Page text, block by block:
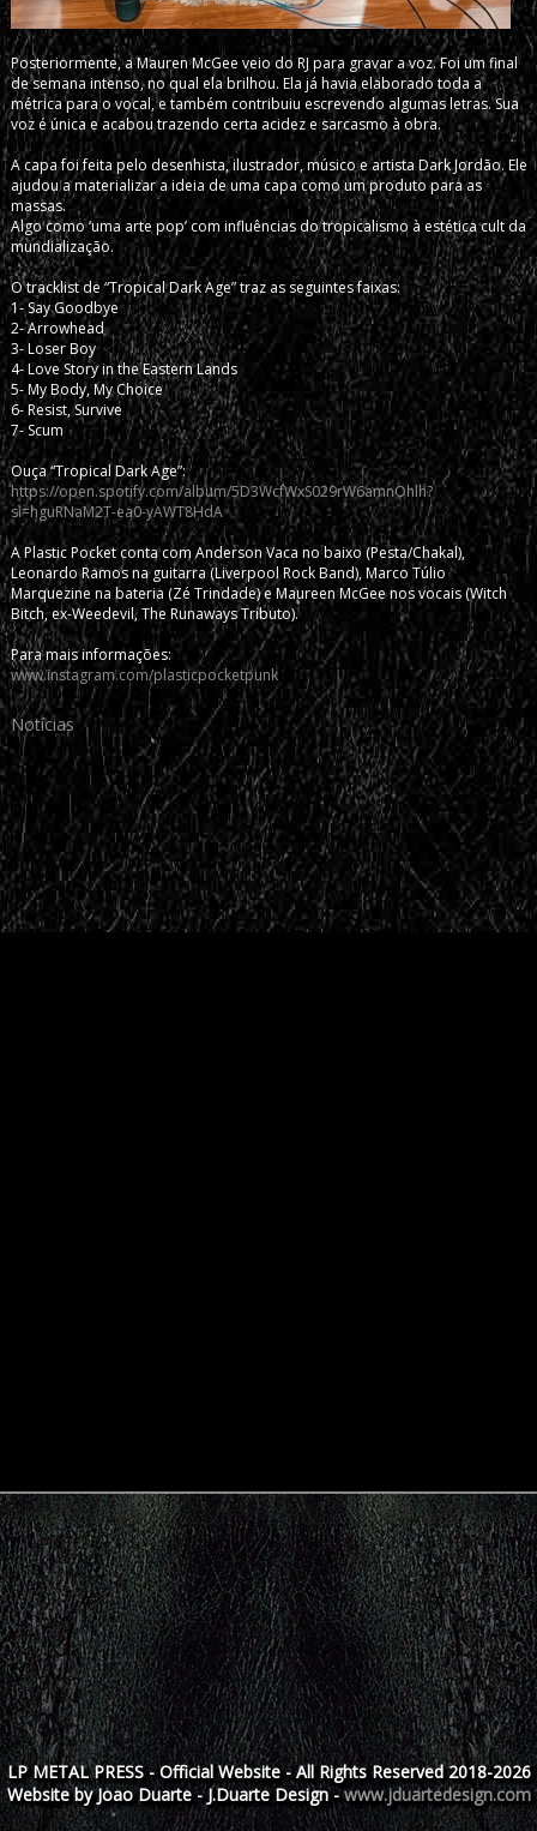
Posteriormente, a Mauren McGee veio do RJ para gravar a voz. Foi um final
de semana intenso, no qual ela brilhou. Ela já havia elaborado toda a
métrica para o vocal, e também contribuiu escrevendo algumas letras. Sua
voz é única e acabou trazendo certa acidez e sarcasmo à obra.
A capa foi feita pelo desenhista, ilustrador, músico e artista Dark Jordão. Ele
ajudou a materializar a ideia de uma capa como um produto para as
massas.
Algo como ‘uma arte pop’ com influências do tropicalismo à estética cult da
mundialização.
O tracklist de “Tropical Dark Age” traz as seguintes faixas:
1- Say Goodbye
2- Arrowhead
3- Loser Boy
4- Love Story in the Eastern Lands
5- My Body, My Choice
6- Resist, Survive
7- Scum
Ouça “Tropical Dark Age”:
https://open.spotify.com/album/5D3WcfWxS029rW6amnOhlh?
si=hguRNaM2T-ea0-yAWT8HdA
A Plastic Pocket conta com Anderson Vaca no baixo (Pesta/Chakal),
Leonardo Ramos na guitarra (Liverpool Rock Band), Marco Túlio
Marquezine na bateria (Zé Trindade) e Maureen McGee nos vocais (Witch
Bitch, ex-Weedevil, The Runaways Tributo).
Para mais informações:
www.instagram.com/plasticpocketpunk
Notícias
LP METAL PRESS - Official Website - All Rights Reserved 2018-2026
Website by Joao Duarte - J.Duarte Design -www.jduartedesign.com